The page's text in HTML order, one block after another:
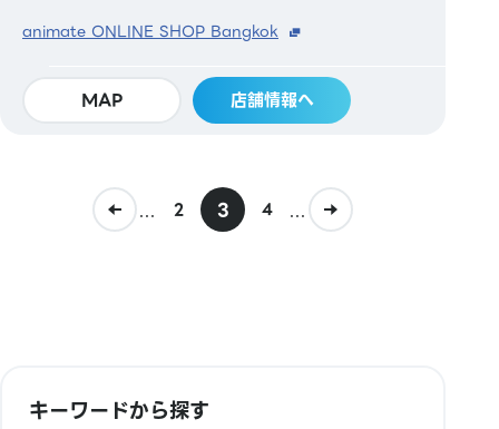
animate ONLINE SHOP Bangkok
MAP 店舗情報へ
... 2 3 4 ...
キーワードから探す